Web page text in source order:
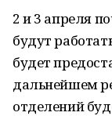
2 и 3 апреля
будут
будет
дальнейшем
отделений